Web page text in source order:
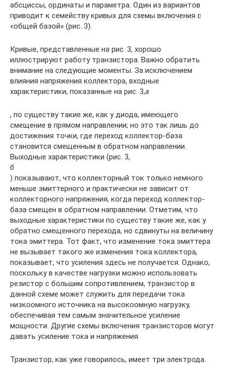
абсциссы, ординаты и параметра. Один из вариантов
приводит к семейству кривых для схемы включения с
«общей базой» (рис. 3).
Кривые, представленные на рис. 3, хорошо
иллюстрируют работу транзистора. Важно обратить
внимание на следующие моменты. За исключением
влияния напряжения коллектора, входные
характеристики, показанные на рис. 3,а
, по существу такие же, как у диода, имеющего
смещение в прямом направлении; но это так лишь до
достижения точки, где переход коллектор-база
становится смещенным в обратном направлении.
Выходные характеристики (рис. 3,
б
) показывают, что коллекторный ток только немного
меньше эмиттерного и практически не зависит от
коллекторного напряжения, когда переход коллектор-
база смещен в обратном направлении. Отметим, что
выходные характеристики по существу такие же, как у
обратно смещенного перехода, но сдвинуты на величину
тока эмиттера. Тот факт, что изменение тока эмиттера
не вызывает такого же изменения тока коллектора,
показывает, что усиления здесь не получается. Однако,
поскольку в качестве нагрузки можно использовать
резистор с большим сопротивлением, транзистор в
данной схеме может служить для передачи тока
низкоомного источника на высокоомную нагрузку,
обеспечивая тем самым значительное усиление
мощности. Другие схемы включения транзисторов могут
давать усиление тока и напряжения.
Транзистор, как уже говорилось, имеет три электрода.